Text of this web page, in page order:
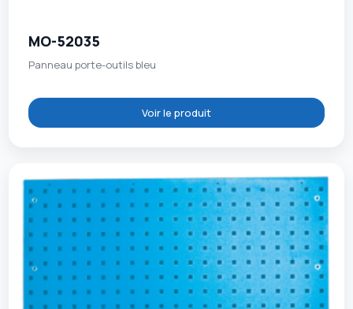
MO-52035
Panneau porte-outils bleu
Voir le produit